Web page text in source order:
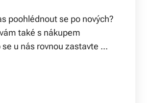
poohlédnout se po nových?
také s nákupem
u nás rovnou zastavte ...